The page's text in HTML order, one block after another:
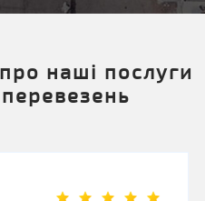
наші послуги